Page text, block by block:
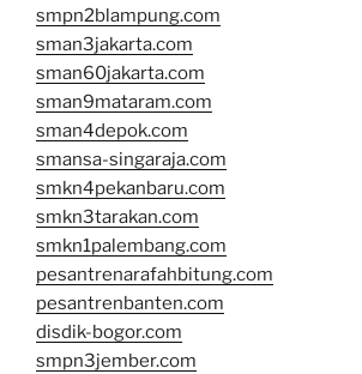
smpn2blampung.com
sman3jakarta.com
sman60jakarta.com
sman9mataram.com
sman4depok.com
smansa-singaraja.com
smkn4pekanbaru.com
smkn3tarakan.com
smkn1palembang.com
pesantrenarafahbitung.com
pesantrenbanten.com
disdik-bogor.com
smpn3jember.com